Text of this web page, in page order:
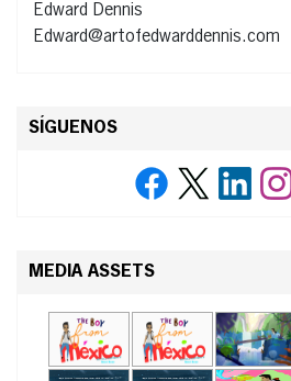
Edward Dennis
Edward@artofedwarddennis.com
SÍGUENOS
MEDIA ASSETS